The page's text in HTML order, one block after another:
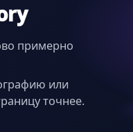
примерно
или
точнее.